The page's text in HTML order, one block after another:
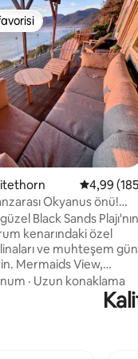
en
54,99
Okyanus önü!
kabul edilir
Black Sands Plajı'nın
kenarındaki özel
ve muhteşem gün
ve kırılan
manzarasına sahip,
· Uzun konaklama